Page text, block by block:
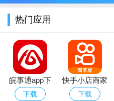
热门应用
皖事通app下
载官方最新版
下载
快手小店商家
版app下载
下载